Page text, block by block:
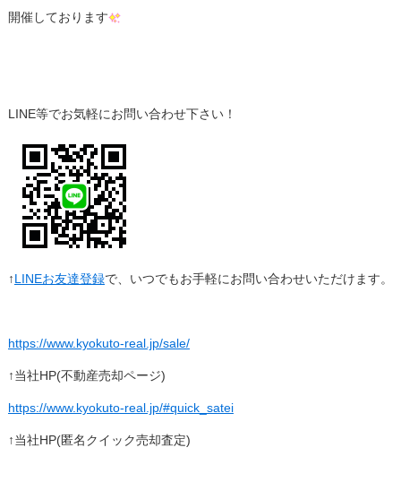
開催しております
LINE等でお気軽にお問い合わせ下さい！
↑LINEお友達登録で、いつでもお手軽にお問い合わせいただけます。
https://www.kyokuto-real.jp/sale/
↑当社HP(不動産売却ページ)
https://www.kyokuto-real.jp/#quick_satei
↑当社HP(匿名クイック売却査定)